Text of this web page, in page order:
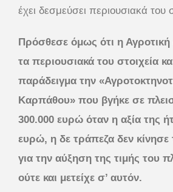
έχει δεσμεύσει περιουσιακά του
Πρόσθεσε όμως ότι η Αγροτική
τα περιουσιακά του στοιχεία
παράδειγμα την
Καρπάθου» που βγήκε σε
300.000 ευρώ όταν η αξία της
ευρώ, η δε τράπεζα δεν κίνησε
για την αύξηση της τιμής του
ούτε και μετείχε σ’ αυτόν.